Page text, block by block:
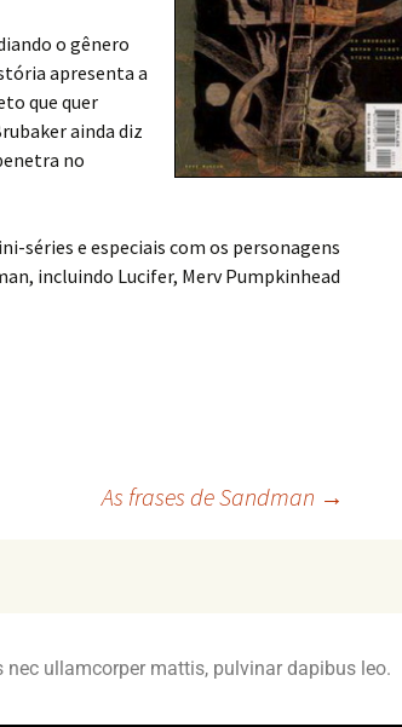
o gênero
apresenta a
que quer
ainda diz
no
séries e especiais com os personagens
incluindo Lucifer, Merv Pumpkinhead
As frases de Sandman →
ullamcorper mattis, pulvinar dapibus leo.